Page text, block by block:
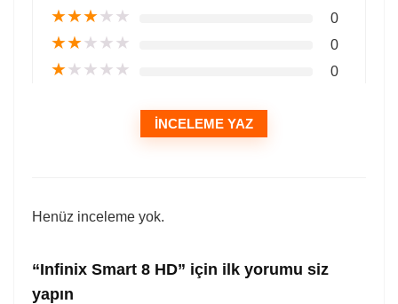
★★★★★ 0
★★★★★ 0
★★★★★ 0
İNCELEME YAZ
Henüz inceleme yok.
“Infinix Smart 8 HD” için ilk yorumu siz
yapın